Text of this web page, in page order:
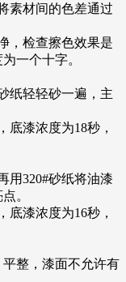
素材间的色差通过
，检查擦色效果是
一个十字。
纸轻轻砂一遍，主
底漆浓度为18秒，
用320#砂纸将油漆
。
底漆浓度为16秒，
平整，漆面不允许有